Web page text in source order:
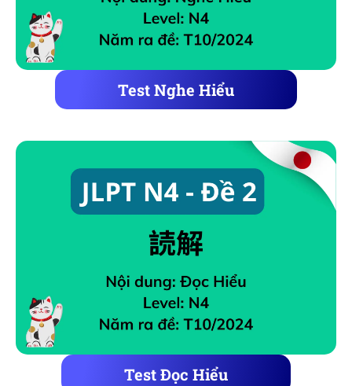
Test Nghe Hiểu
Test Đọc Hiểu